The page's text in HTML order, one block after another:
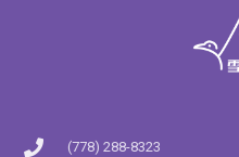
(778) 288-8323